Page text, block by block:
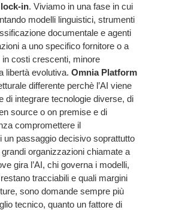
in. Viviamo in una fase in cui
modelli linguistici, strumenti
documentale e agenti
a uno specifico fornitore o a
in costi crescenti, minore
libertà evolutiva. Omnia Platform
differente perchè l’AI viene
di integrare tecnologie diverse, di
source o on premise e di
compromettere il
un passaggio decisivo soprattutto
grandi organizzazioni chiamate a
gira l’AI, chi governa i modelli,
tracciabili e quali margini
sono domande sempre più
tecnico, quanto un fattore di